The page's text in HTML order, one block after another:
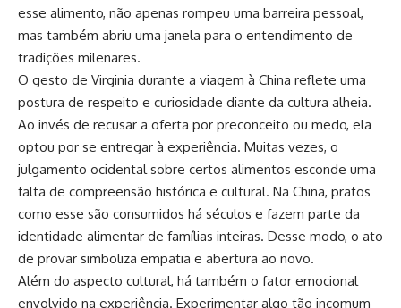
esse alimento, não apenas rompeu uma barreira pessoal,
mas também abriu uma janela para o entendimento de
tradições milenares.
O gesto de Virginia durante a viagem à China reflete uma
postura de respeito e curiosidade diante da cultura alheia.
Ao invés de recusar a oferta por preconceito ou medo, ela
optou por se entregar à experiência. Muitas vezes, o
julgamento ocidental sobre certos alimentos esconde uma
falta de compreensão histórica e cultural. Na China, pratos
como esse são consumidos há séculos e fazem parte da
identidade alimentar de famílias inteiras. Desse modo, o ato
de provar simboliza empatia e abertura ao novo.
Além do aspecto cultural, há também o fator emocional
envolvido na experiência. Experimentar algo tão incomum